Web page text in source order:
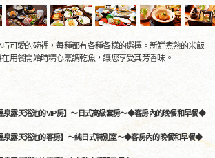
可愛的碗裡，每種都有各種各樣的選擇。新鮮煮熟的米飯
用餐開始時精心烹調乾魚，讓您享受其芳香味。
泉露天浴池的VIP房】〜日式高級套房〜◆客房內的晚餐和早餐◆
泉露天浴池的客房】〜純日式特別室〜◆客房內的晚餐和早餐◆